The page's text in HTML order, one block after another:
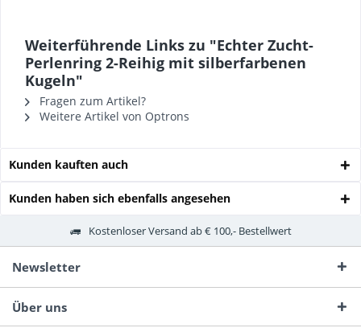
Weiterführende Links zu "Echter Zucht-
Perlenring 2-Reihig mit silberfarbenen
Kugeln"
Fragen zum Artikel?
Weitere Artikel von Optrons
Kunden kauften auch
Kunden haben sich ebenfalls angesehen
Kostenloser Versand ab € 100,- Bestellwert
Newsletter
Über uns